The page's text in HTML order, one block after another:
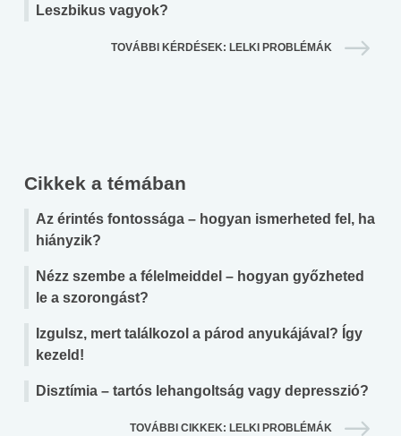
Leszbikus vagyok?
TOVÁBBI KÉRDÉSEK: LELKI PROBLÉMÁK
Cikkek a témában
Az érintés fontossága – hogyan ismerheted fel, ha
hiányzik?
Nézz szembe a félelmeiddel – hogyan győzheted
le a szorongást?
Izgulsz, mert találkozol a párod anyukájával? Így
kezeld!
Disztímia – tartós lehangoltság vagy depresszió?
TOVÁBBI CIKKEK: LELKI PROBLÉMÁK